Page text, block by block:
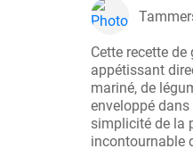
Cette recette
appétissant
mariné, de
enveloppé
simplicité de la
incontournable